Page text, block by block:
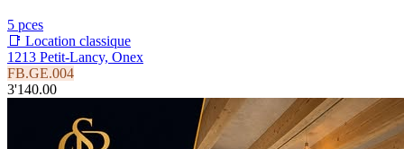
5 pces
📑 Location classique
1213 Petit-Lancy, Onex
FB.GE.004
3'140.00